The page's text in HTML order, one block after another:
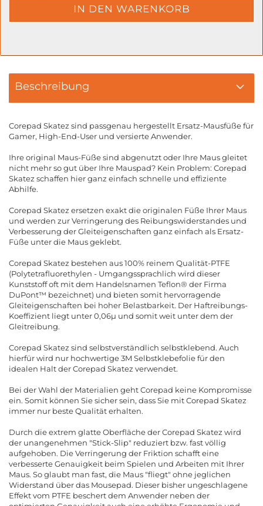
Beschreibung
Corepad Skatez sind passgenau hergestellt Ersatz-Mausfüße für
Gamer, High-End-User und versierte Anwender.
Ihre original Maus-Füße sind abgenutzt oder Ihre Maus gleitet
nicht mehr so gut über Ihre Mauspad? Kein Problem: Corepad
Skatez schaffen hier ganz einfach schnelle und effiziente
Abhilfe.
Corepad Skatez ersetzen exakt die originalen Füße Ihrer Maus
und werden zur Verringerung des Reibungswiderstandes und
Verbesserung der Gleiteigenschaften ganz einfach als Ersatz-
Füße unter die Maus geklebt.
Corepad Skatez bestehen aus 100% reinem Qualität-PTFE
(Polytetrafluorethylen - Umgangssprachlich wird dieser
Kunststoff oft mit dem Handelsnamen Teflon® der Firma
DuPont™ bezeichnet) und bieten somit hervorragende
Gleiteigenschaften bei hoher Belastbarkeit. Der Haftreibungs-
Koeffizient liegt unter 0,06µ und somit weit unter dem der
Gleitreibung.
Corepad Skatez sind selbstverständlich selbstklebend. Auch
hierfür wird nur hochwertige 3M Selbstklebefolie für den
idealen Halt der Corepad Skatez verwendet.
Bei der Wahl der Materialien geht Corepad keine Kompromisse
ein. Somit können Sie sicher sein, dass Sie mit Corepad Skatez
immer nur beste Qualität erhalten.
Durch die extrem glatte Oberfläche der Corepad Skatez wird
der unangenehmen "Stick-Slip" reduziert bzw. fast völlig
aufgehoben. Die Verringerung der Friktion schafft eine
verbesserte Genauigkeit beim Spielen und Arbeiten mit Ihrer
Maus. So glaubt man fast, die Maus "fliegt" ohne jeglichen
Widerstand über das Mousepad. Dieser bisher ungeschlagene
Effekt vom PTFE beschert dem Anwender neben der